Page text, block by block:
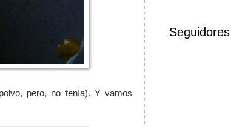
pero, no tenía). Y vamos
Seguidores